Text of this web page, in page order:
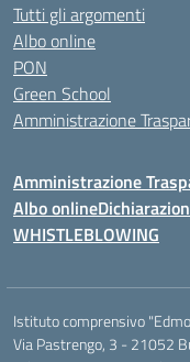
Tutti gli argomenti
Albo online
PON
Green School
Amministrazione
Amministrazione
Albo online
WHISTLEBLOWING
Istituto comprensivo
Via Pastrengo, 3 - 21052